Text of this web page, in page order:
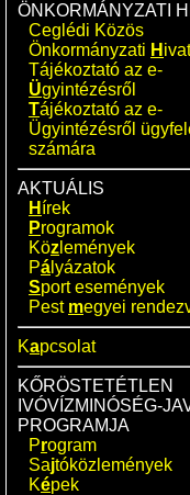
ÖNKORMÁNYZATI
Ceglédi Közös
Önkormányzati H
Tájékoztató az e-
Ügyintézésről
Tájékoztató az e-
Ügyintézésről
számára
AKTUÁLIS
H írek
Programok
Köz lemények
Pá lyázatok
Sport események
Pest megyei
Kapcsolat
KŐRÖSTETÉTLEN
IVÓVÍZMINÓSÉG-
PROGRAMJA
Program
Sajtóközlemények
Képek